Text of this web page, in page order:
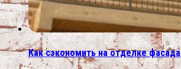
Как сэкономить на отделке фасада